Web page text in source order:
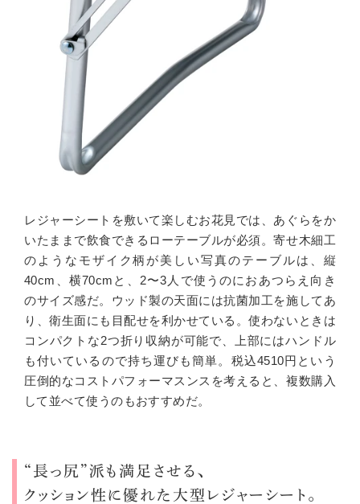
レジャーシートを敷いて楽しむお花見では、あぐらをか
いたままで飲食できるローテーブルが必須。寄せ木細工
のようなモザイク柄が美しい写真のテーブルは、縦
40cm
、横70cm と、 2〜3 人で使うのにおあつらえ向き
のサイズ感だ。ウッド製の天面には抗菌加工を施してあ
り、衛生面にも目配せを利かせている。使わないときは
コンパクトな2つ折り収納が可能で、上部にはハンドル
も付いているので持ち運びも簡単。税込4510円という
圧倒的なコストパフォーマスンスを考えると、複数購入
して並べて使うのもおすすめだ。
“長っ尻”派も満足させる、
クッション性に優れた大型レジャーシート。